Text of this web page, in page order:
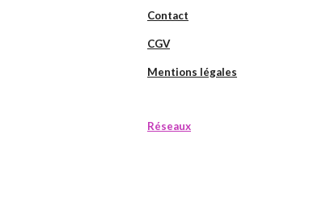
Contact
CGV
Mentions légales
Réseaux